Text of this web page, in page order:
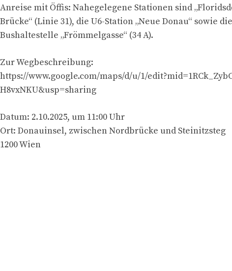
Anreise mit Öffis: Nahegelegene Stationen sind
Brücke“ (Linie 31), die U6-Station „Neue Donau“ sowie
Bushaltestelle „Frömmelgasse“ (34 A).
Zur Wegbeschreibung:
https://www.google.com/maps/d/u/1/
H8vxNKU&usp=sharing
Datum: 2.10.2025, um 11:00 Uhr
Ort: Donauinsel, zwischen Nordbrücke und Steinitzsteg
1200 Wien